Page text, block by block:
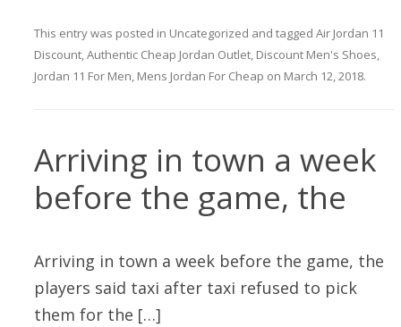
This entry was posted in Uncategorized and tagged Air Jordan 11
Discount,Authentic Cheap Jordan Outlet, Discount Men's Shoes,
Jordan 11 For Men, Mens Jordan For Cheap on March 12, 2018.
Arriving in town a week
before the game, the
Arriving in town a week before the game, the
players said taxi after taxi refused to pick
them for the […]